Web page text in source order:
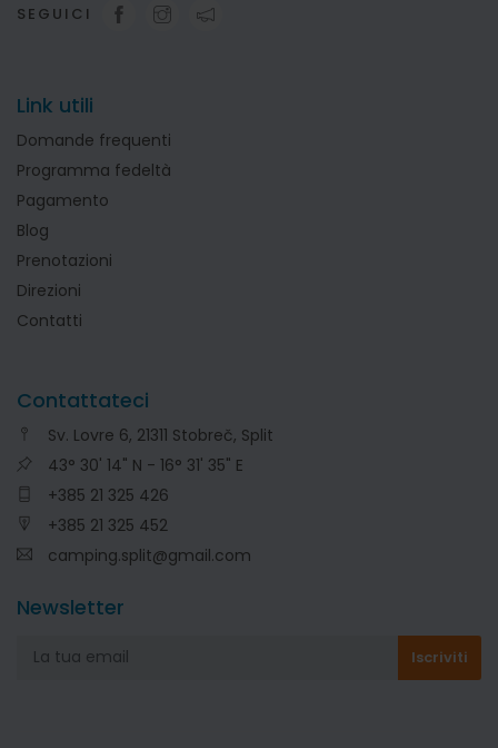
SEGUICI
Link utili
Domande frequenti
Programma fedeltà
Pagamento
Blog
Prenotazioni
Direzioni
Contatti
Contattateci
Sv. Lovre 6, 21311 Stobreč, Split
43° 30' 14" N - 16° 31' 35" E
+385 21 325 426
+385 21 325 452
camping.split@gmail.com
Newsletter